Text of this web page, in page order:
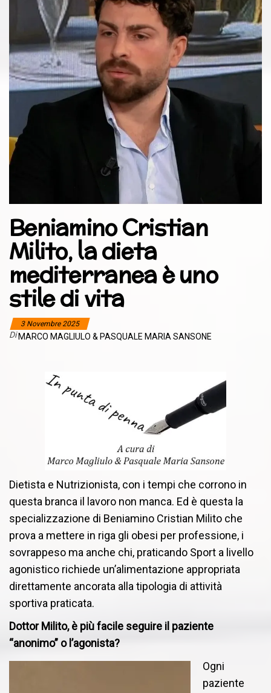
Beniamino Cristian
Milito, la dieta
mediterranea è uno
stile di vita
3 Novembre 2025
Di MARCO MAGLIULO & PASQUALE MARIA SANSONE
Dietista e Nutrizionista, con i tempi che corrono in
questa branca il lavoro non manca. Ed è questa la
specializzazione di Beniamino Cristian Milito che
prova a mettere in riga gli obesi per professione, i
sovrappeso ma anche chi, praticando Sport a livello
agonistico richiede un’alimentazione appropriata
direttamente ancorata alla tipologia di attività
sportiva praticata.
Dottor Milito, è più facile seguire il paziente
“anonimo” o l’agonista?
Ogni
paziente